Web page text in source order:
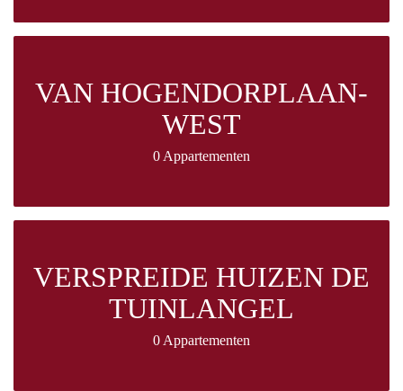
VAN HOGENDORPLAAN-
WEST
0 Appartementen
VERSPREIDE HUIZEN DE
TUINLANGEL
0 Appartementen